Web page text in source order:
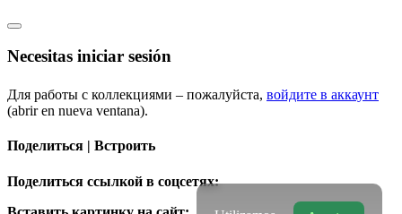
Necesitas iniciar sesión
Для работы с коллекциями – пожалуйста, войдите в аккаунт
(abrir en nueva ventana).
Поделиться | Встроить
Поделиться ссылкой в соцсетях: